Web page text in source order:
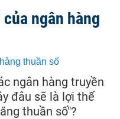
ngân hàng
ngân hàng truyền
đâu sẽ là lợi thế
thuần số"?